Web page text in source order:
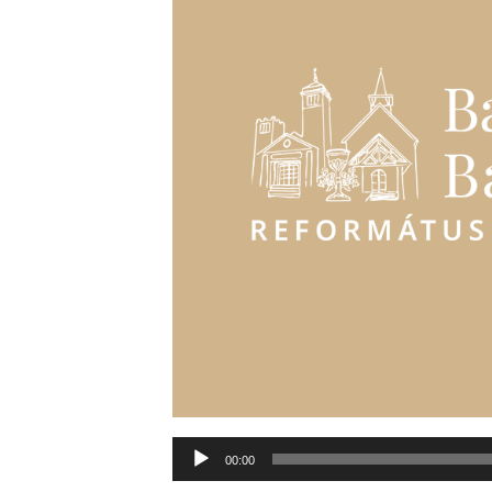
Audió
lejátszó
00:00